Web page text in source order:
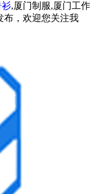
衫,厦门制服,厦门工作
布，欢迎您关注我